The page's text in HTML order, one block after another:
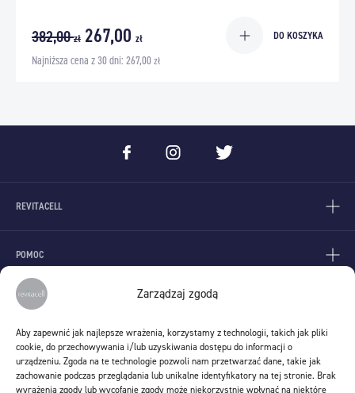
Zarządzaj zgodą
Aby zapewnić jak najlepsze wrażenia, korzystamy z technologii, takich jak pliki
cookie, do przechowywania i/lub uzyskiwania dostępu do informacji o
urządzeniu. Zgoda na te technologie pozwoli nam przetwarzać dane, takie jak
zachowanie podczas przeglądania lub unikalne identyfikatory na tej stronie. Brak
wyrażenia zgody lub wycofanie zgody może niekorzystnie wpłynąć na niektóre
382,00zł 267,00 zł
Najniższa cena z 30 dni: 267,00zł
DO KOSZYKA
REVITACELL
POMOC
KONTAKT
Stem Cells Spin S.A.
ul. Lenartowicza 6
51-140 Wrocław